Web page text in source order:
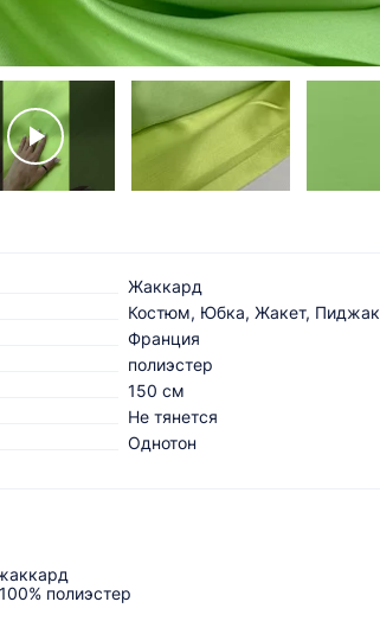
Жаккард
Костюм, Юбка, Жакет, Пиджак
Франция
полиэстер
150 см
Не тянется
Однотон
полиэстер